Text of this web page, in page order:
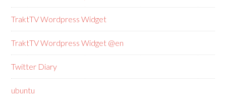
TraktTV Wordpress Widget
TraktTV Wordpress Widget @en
Twitter Diary
ubuntu